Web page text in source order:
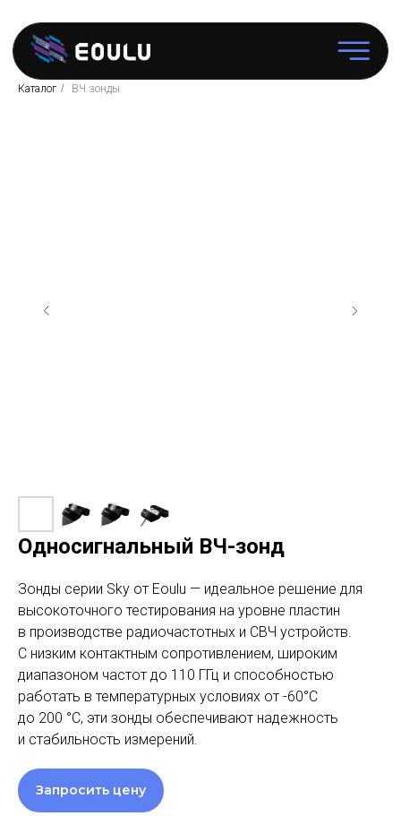
Каталог / ВЧ зонды
Односигнальный ВЧ-зонд
Зонды серии Sky от Eoulu — идеальное решение для
высокоточного тестирования на уровне пластин
в производстве радиочастотных и СВЧ устройств.
С низким контактным сопротивлением, широким
диапазоном частот до 110 ГГц и способностью
работать в температурных условиях от -60°C
до 200 °C, эти зонды обеспечивают надежность
и стабильность измерений.
Запросить цену